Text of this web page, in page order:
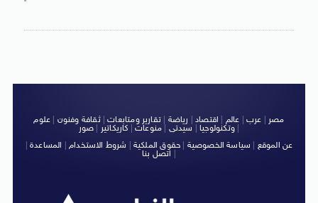
مصر عرب عالم اقتصاد رياضة |تقارير ومتابعات|ثقافة وفنون
علوم
وتكنولوجيا| سيدتى منوعات كاريكاتير صور
|
عن الموقع
سياسة الخصوصية حقوق الملكية شروط الاستخدام| المساعدة|
اتصل بنا